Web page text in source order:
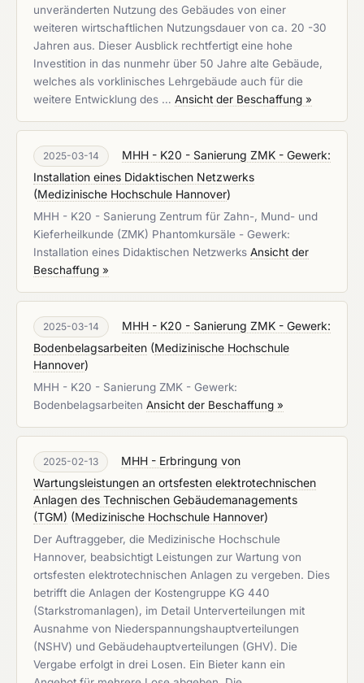
unveränderten Nutzung des Gebäudes von einer
weiteren wirtschaftlichen Nutzungsdauer von ca. 20 -30
Jahren aus. Dieser Ausblick rechtfertigt eine hohe
Investition in das nunmehr über 50 Jahre alte Gebäude,
welches als vorklinisches Lehrgebäude auch für die
weitere Entwicklung des … Ansicht der Beschaffung »
2025-03-14
MHH - K20 - Sanierung ZMK - Gewerk:
Installation eines Didaktischen Netzwerks
(Medizinische Hochschule Hannover)
MHH - K20 - Sanierung Zentrum für Zahn-, Mund- und
Kieferheilkunde (ZMK) Phantomkursäle - Gewerk:
Installation eines Didaktischen Netzwerks Ansicht der
Beschaffung »
2025-03-14
MHH - K20 - Sanierung ZMK - Gewerk:
Bodenbelagsarbeiten (Medizinische Hochschule
Hannover)
MHH - K20 - Sanierung ZMK - Gewerk:
Bodenbelagsarbeiten Ansicht der Beschaffung »
2025-02-13
MHH - Erbringung von
Wartungsleistungen an ortsfesten elektrotechnischen
Anlagen des Technischen Gebäudemanagements
(TGM) (Medizinische Hochschule Hannover)
Der Auftraggeber, die Medizinische Hochschule
Hannover, beabsichtigt Leistungen zur Wartung von
ortsfesten elektrotechnischen Anlagen zu vergeben. Dies
betrifft die Anlagen der Kostengruppe KG 440
(Starkstromanlagen), im Detail Unterverteilungen mit
Ausnahme von Niederspannungshauptverteilungen
(NSHV) und Gebäudehauptverteilungen (GHV). Die
Vergabe erfolgt in drei Losen. Ein Bieter kann ein